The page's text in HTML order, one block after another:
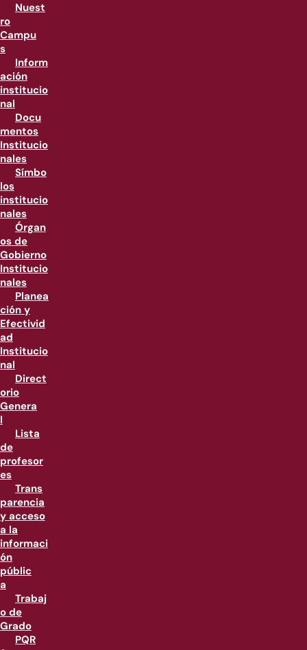
Nuest
ro
Campu
s
Inform
ación
institucio
nal
Docu
mentos
Institucio
nales
Símbo
los
institucio
nales
Órgan
os de
Gobierno
Institucio
nales
Planea
ción y
Efectivid
ad
Institucio
nal
Direct
orio
Genera
l
Lista
de
profesor
es
Trans
parencia
y acceso
a la
informaci
ón
públic
a
Trabaj
o de
Grado
PQR